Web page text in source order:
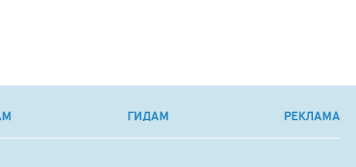
ГИДАМ РЕКЛАМА